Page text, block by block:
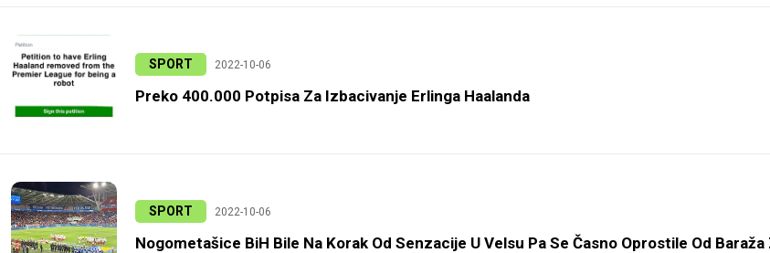
SPORT 2022-10-06
Preko 400.000 Potpisa Za Izbacivanje Erlinga Haalanda
SPORT 2022-10-06
Nogometašice BiH Bile Na Korak Od Senzacije U Velsu Pa Se Časno Oprostile Od Baraža